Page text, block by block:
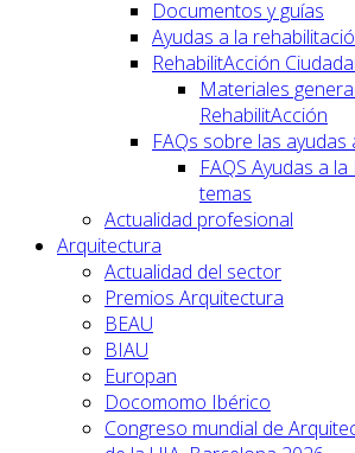
Documentos y guías
Ayudas a la
RehabilitAcción
Materiales
RehabilitAcción
FAQs sobre las
FAQS Ayudas a
temas
Actualidad profesional
Arquitectura
Actualidad del sector
Premios Arquitectura
BEAU
BIAU
Europan
Docomomo Ibérico
Congreso mundial de